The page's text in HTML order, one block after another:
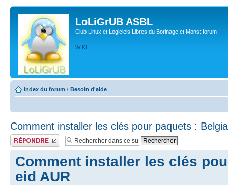
LoLiGrUB ASBL
Club Linux et Logiciels Libres du Borinage et Mons: forum
WIKI
Index du forum ‹ Besoin d'aide
Comment installer les clés pour paquets :
Publier une réponse
Comment installer les clés
eid AUR